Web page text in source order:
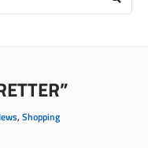
,Shopping